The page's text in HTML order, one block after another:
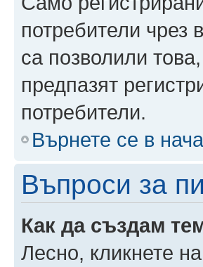
потребители чрез
са позволили
предпазят
потребители.
Върнете се в
Въпроси за
Как да създам
Лесно, кликнете